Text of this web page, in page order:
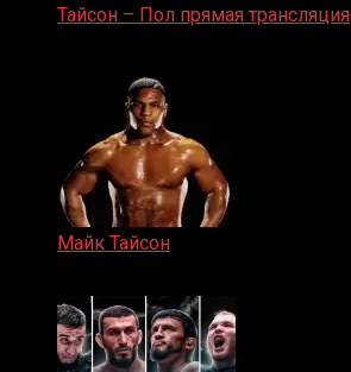
Тайсон – Пол прямая трансляция
Майк Тайсон